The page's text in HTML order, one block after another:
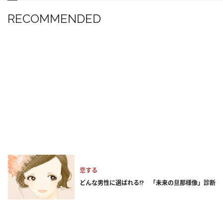
RECOMMENDED
恋する
どんな男性に選ばれる!? 「未来の旦那様像」診断